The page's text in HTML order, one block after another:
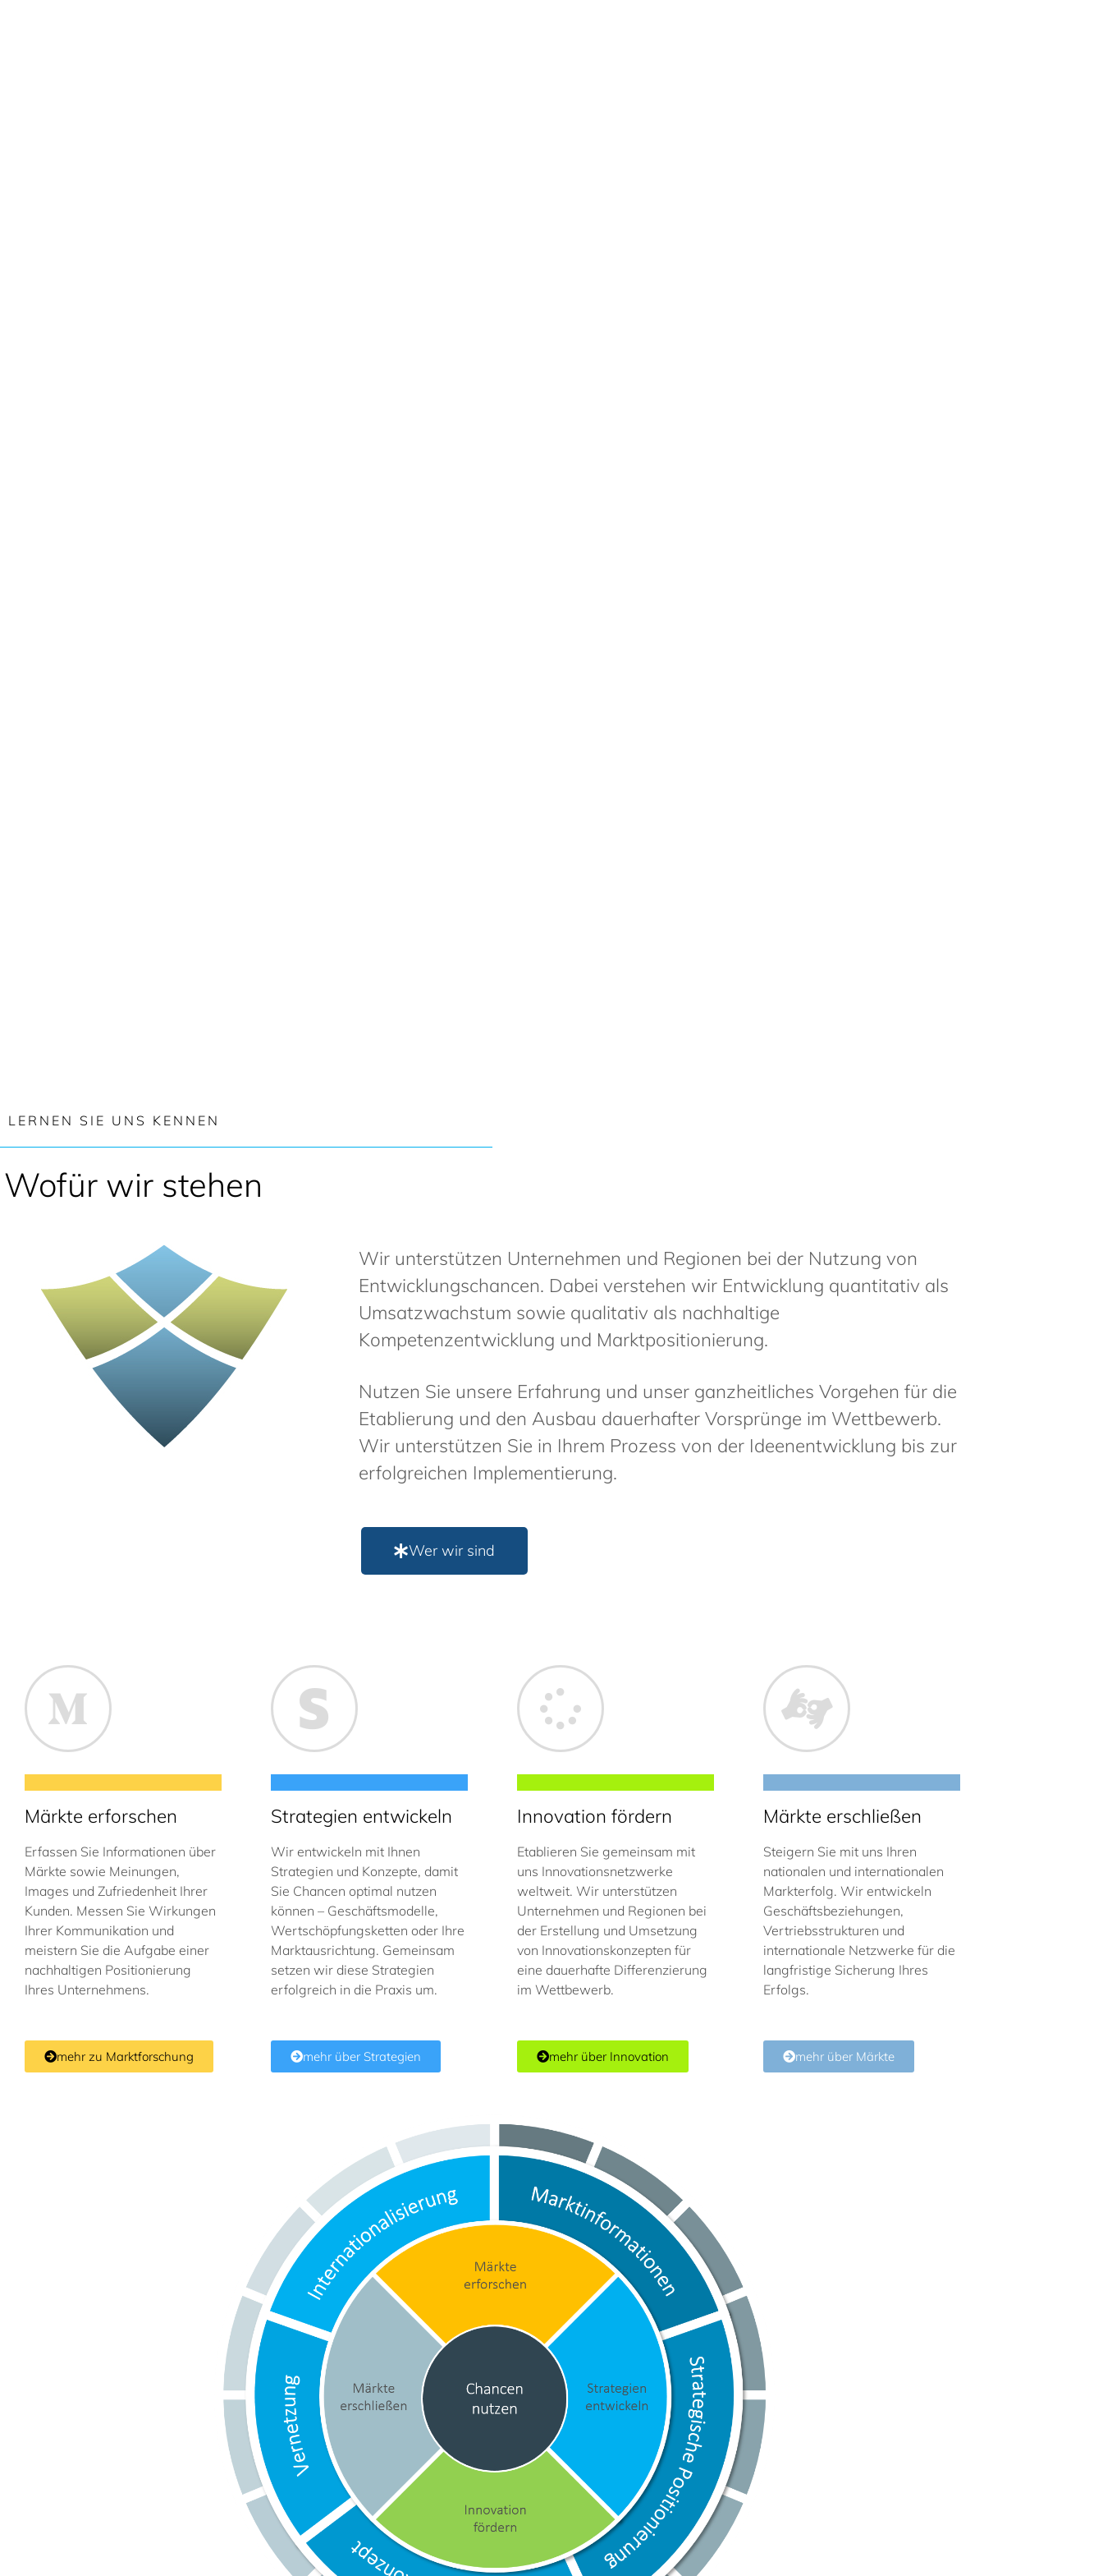
LERNEN SIE UNS KENNEN
Wofür wir stehen
Wir unterstützen Unternehmen und Regionen bei der Nutzung von
Entwicklungschancen. Dabei verstehen wir Entwicklung quantitativ als
Umsatzwachstum sowie qualitativ als nachhaltige
Kompetenzentwicklung und Marktpositionierung.
Nutzen Sie unsere Erfahrung und unser ganzheitliches Vorgehen für die
Etablierung und den Ausbau dauerhafter Vorsprünge im Wettbewerb.
Wir unterstützen Sie in Ihrem Prozess von der Ideenentwicklung bis zur
erfolgreichen Implementierung.
Wer wir sind
Märkte erforschen
Erfassen Sie Informationen über
Märkte sowie Meinungen,
Images und Zufriedenheit Ihrer
Kunden. Messen Sie Wirkungen
Ihrer Kommunikation und
meistern Sie die Aufgabe einer
nachhaltigen Positionierung
Ihres Unternehmens.
mehr zu Marktforschung
Strategien entwickeln
Wir entwickeln mit Ihnen
Strategien und Konzepte, damit
Sie Chancen optimal nutzen
können – Geschäftsmodelle,
Wertschöpfungsketten oder Ihre
Marktausrichtung. Gemeinsam
setzen wir diese Strategien
erfolgreich in die Praxis um.
mehr über Strategien
Innovation fördern
Etablieren Sie gemeinsam mit
uns Innovationsnetzwerke
weltweit. Wir unterstützen
Unternehmen und Regionen bei
der Erstellung und Umsetzung
von Innovationskonzepten für
eine dauerhafte Differenzierung
im Wettbewerb.
mehr über Innovation
Märkte erschließen
Steigern Sie mit uns Ihren
nationalen und internationalen
Markterfolg. Wir entwickeln
Geschäftsbeziehungen,
Vertriebsstrukturen und
internationale Netzwerke für die
langfristige Sicherung Ihres
Erfolgs.
mehr über Märkte